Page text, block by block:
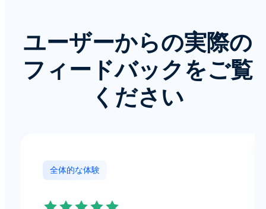
ユーザーからの実際の
フィードバックをご覧
ください
全体的な体験